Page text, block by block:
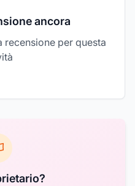
ancora
recensione per questa